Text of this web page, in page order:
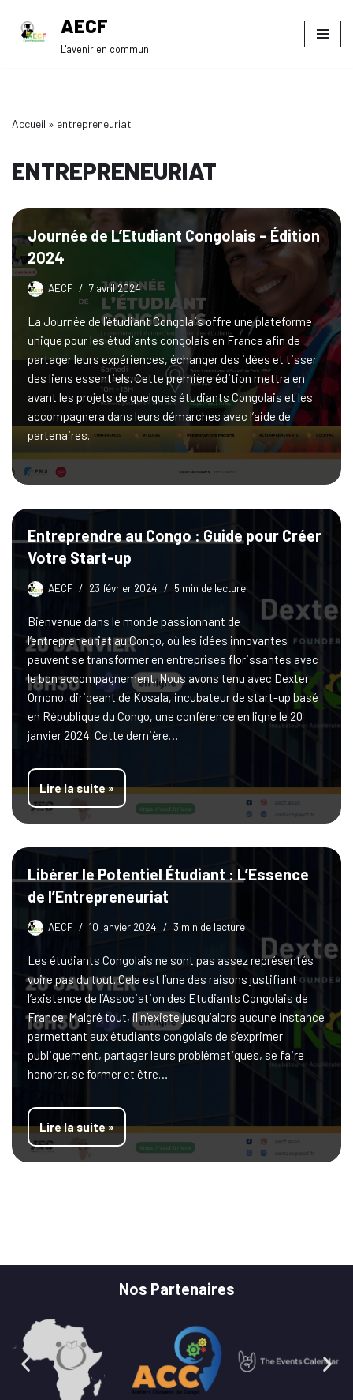
Aller
AECF
L'avenir en commun
Accueil » entrepreneuriat
ENTREPRENEURIAT
Journée de L’Etudiant Congolais – Édition
2024
AECF 7 avril 2024
La Journée de l’étudiant Congolais offre une plateforme
unique pour les étudiants congolais en France afin de
partager leurs expériences, échanger des idées et tisser
des liens essentiels. Cette première édition mettra en
avant les projets de quelques étudiants Congolais et les
accompagnera dans leurs démarches avec l’aide de
partenaires.
Entreprendre au Congo : Guide pour Créer
Votre Start-up
AECF 23 février 2024 5 min de lecture
Bienvenue dans le monde passionnant de
l’entrepreneuriat au Congo, où les idées innovantes
peuvent se transformer en entreprises florissantes avec
le bon accompagnement. Nous avons tenu avec Dexter
Omono, dirigeant de Kosala, incubateur de start-up basé
en République du Congo, une conférence en ligne le 20
janvier 2024. Cette dernière…
Lire la suite »
Libérer le Potentiel Étudiant : L’Essence
de l’Entrepreneuriat
AECF 10 janvier 2024 3 min de lecture
Les étudiants Congolais ne sont pas assez représentés
voire pas du tout. Cela est l’une des raisons justifiant
l’existence de l’Association des Etudiants Congolais de
France. Malgré tout, il n’existe jusqu’alors aucune instance
permettant aux étudiants congolais de s’exprimer
publiquement, partager leurs problématiques, se faire
honorer, se former et être…
Lire la suite »
Nos Partenaires